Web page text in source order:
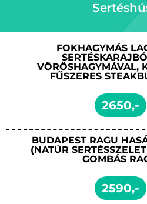
FOKHAGYMÁS
VÖRÖSHAGYMÁVAL,
FŰSZERES
2650,-
BUDAPEST RAGU
(NATÚR
GOMBÁS
2590,-